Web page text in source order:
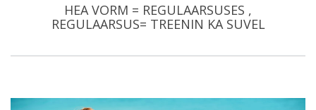
HEA VORM = REGULAARSUSES ,
REGULAARSUS= TREENIN KA SUVEL